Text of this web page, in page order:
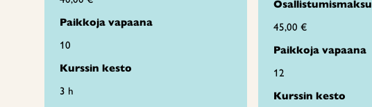
Paikkoja vapaana
10
Kurssin kesto
3 h
Osallistumismaksu
45,00 €
Paikkoja vapaana
12
Kurssin kesto